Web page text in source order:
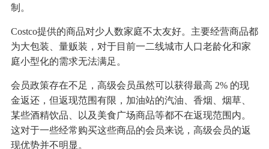
制。
Costco提供的商品对少人数家庭不太友好。主要经营商品都
为大包装、量贩装，对于目前一二线城市人口老龄化和家
庭小型化的需求无法满足。
会员政策存在不足，高级会员虽然可以获得最高 2% 的现
金返还，但返现范围有限，加油站的汽油、香烟、烟草、
某些酒精饮品、以及美食广场商品等都不在返现范围内。
这对于一些经常购买这些商品的会员来说，高级会员的返
现优势并不明显。